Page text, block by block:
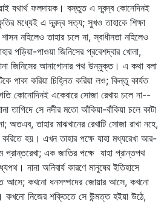
যথার্থ ফলদায়ক। বস্তুত এ দ্বন্দ্ব কোনেদিনই
মধ্যেই এ দ্বন্দ্ব সত্য; সুখও তাহাকে শিক্ষা
নহিলেও তাহার চলে না, স্বাধীনতা নহিলেও
পড়িয়া-পাওয়া জিনিসের প্রবেশদ্বার খোলা,
জিনিসের আনাগোনার পথ উন্‌মুক্ত। এ কথা বলা
পাকা করিয়া চিহ্নিত করিয়া লও; কিন্তু কার্যত
কোনোদিনই একেবারে সোজা রেখায় চলে না--
তাগিদে সে নদীর মতো আঁকিয়া-বাঁকিয়া চলে কাটা
অতএব, তাহার মাঝখানের রেখাটি সোজা রাখা নহে,
করিতে হয়। এখন তাহার পক্ষে যাহা মধ্যরেখা আর-
প্রান্তরেখা; এক জাতির পক্ষে যাহা প্রান্তপথ
নানা অনিবার্য কারণে মানুষের ইতিহাসে
আসে; কখনো ধনসম্পদের জোয়ার আসে, কখনো
কখনো নিজের শক্তিতে সে উন্মত্ত হইয়া উঠে,